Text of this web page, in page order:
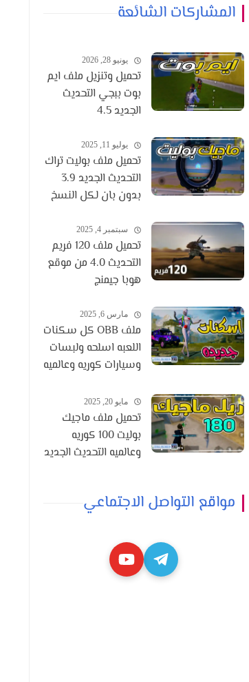
المشاركات الشائعة
يونيو 28, 2026
تحميل وتنزيل ملف ايم
بوت ببجي التحديث
الجديد 4.5
يوليو 11, 2025
تحميل ملف بوليت تراك
التحديث الجديد 3.9
بدون بان لكل النسخ
سبتمبر 4, 2025
تحميل ملف 120 فريم
التحديث 4.0 من موقع
هوبا جيمنج
مارس 6, 2025
ملف OBB كل سكنات
اللعبه اسلحه ولبسات
وسيارات كوريه وعالميه
مايو 20, 2025
تحميل ملف ماجيك
بوليت 100 كوريه
وعالميه التحديث الجديد
مواقع التواصل الاجتماعي